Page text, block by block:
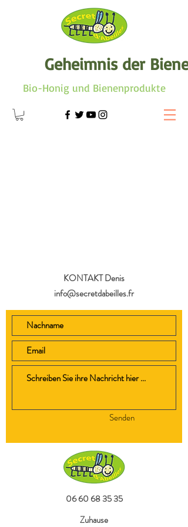
Geheimnis der Biene
Bio-Honig und Bienenprodukte
KONTAKT Denis
info@secretdabeilles.fr
Senden
06 60 68 35 35
Zuhause